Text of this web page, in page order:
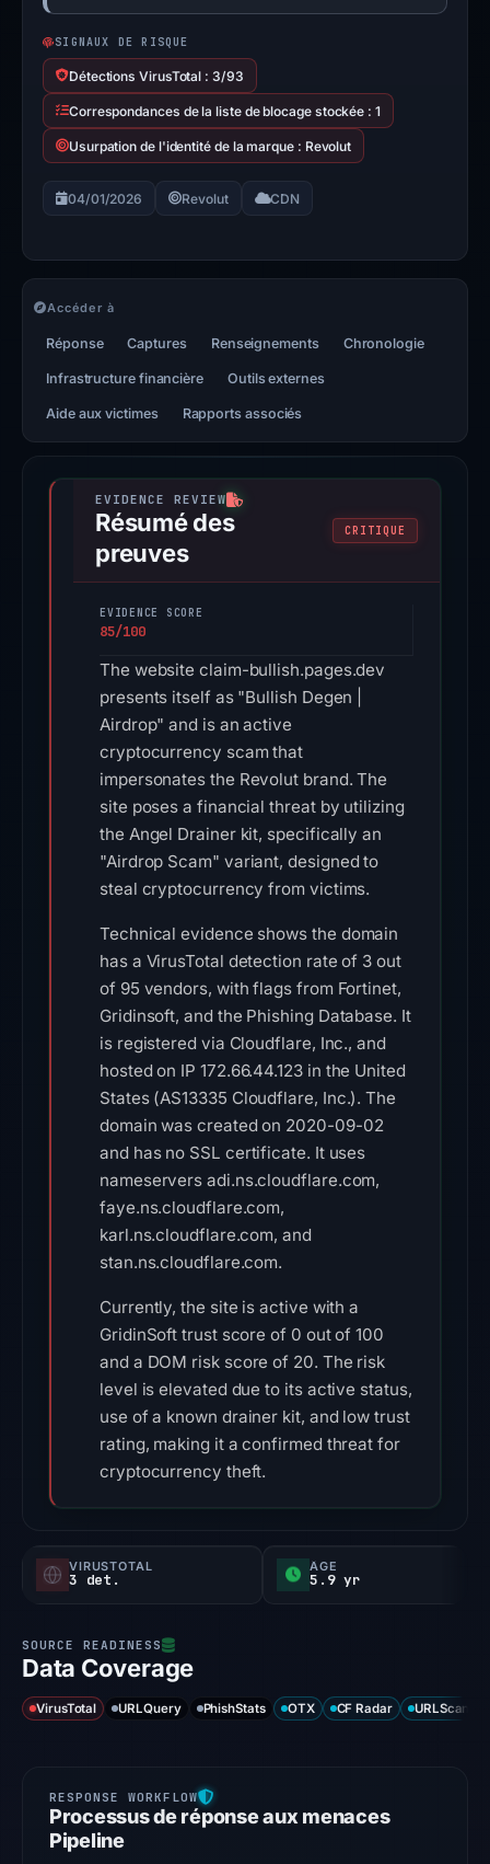
SIGNAUX DE RISQUE
Détections VirusTotal : 3/93
Correspondances de la liste de blocage stockée : 1
Usurpation de l'identité de la marque : Revolut
04/01/2026 Revolut CDN
Accéder à
Réponse Captures Renseignements Chronologie
Infrastructure financière Outils externes
Aide aux victimes Rapports associés
Résumé des
preuves
CRITIQUE
EVIDENCE SCORE
85/100
The website claim-bullish.pages.dev
presents itself as "Bullish Degen |
Airdrop" and is an active
cryptocurrency scam that
impersonates the Revolut brand. The
site poses a financial threat by utilizing
the Angel Drainer kit, specifically an
"Airdrop Scam" variant, designed to
steal cryptocurrency from victims.
Technical evidence shows the domain
has a VirusTotal detection rate of 3 out
of 95 vendors, with flags from Fortinet,
Gridinsoft, and the Phishing Database. It
is registered via Cloudflare, Inc., and
hosted on IP 172.66.44.123 in the United
States (AS13335 Cloudflare, Inc.). The
domain was created on 2020-09-02
and has no SSL certificate. It uses
nameservers adi.ns.cloudflare.com,
faye.ns.cloudflare.com,
karl.ns.cloudflare.com, and
stan.ns.cloudflare.com.
Currently, the site is active with a
GridinSoft trust score of 0 out of 100
and a DOM risk score of 20. The risk
level is elevated due to its active status,
use of a known drainer kit, and low trust
rating, making it a confirmed threat for
cryptocurrency theft.
VIRUSTOTAL
3 det.
ÂGE
5.9 yr
Data Coverage
VirusTotal URLQuery PhishStats OTX CF Radar URLScan
Processus de réponse aux menaces
Pipeline